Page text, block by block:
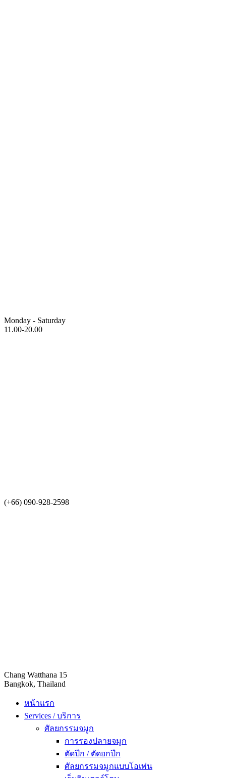
Monday - Saturday
11.00-20.00
(+66) 090-928-2598
Chang Watthana 15
Bangkok, Thailand
หน้าแรก
Services / บริการ
ศัลยกรรมจมูก
การรองปลายจมูก
ตัดปีก / ตัดยกปีก
ศัลยกรรมจมูกแบบโอเพ่น